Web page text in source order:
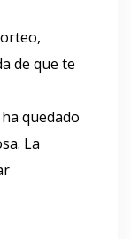
de que te
quedado
La